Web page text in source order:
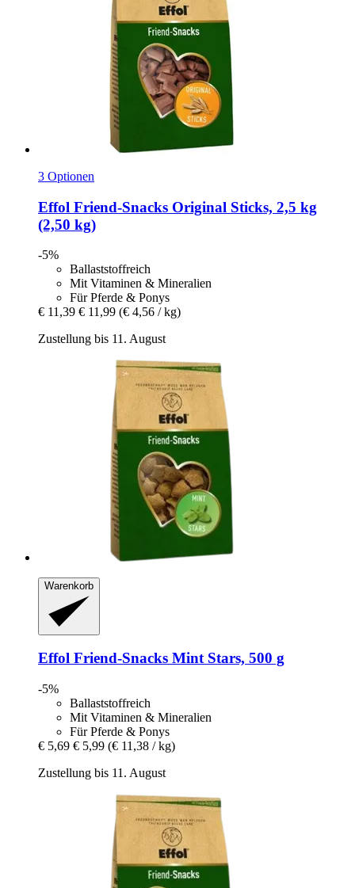
3 Optionen
Effol Friend-​Snacks Original Sticks, 2,5 kg
(2,50 kg)
-5%
Ballaststoffreich
Mit Vitaminen & Mineralien
Für Pferde & Ponys
€ 11,39 € 11,99 (€ 4,56 / kg)
Zustellung bis 11. August
Warenkorb
Effol Friend-​Snacks Mint Stars, 500 g
-5%
Ballaststoffreich
Mit Vitaminen & Mineralien
Für Pferde & Ponys
€ 5,69 € 5,99 (€ 11,38 / kg)
Zustellung bis 11. August